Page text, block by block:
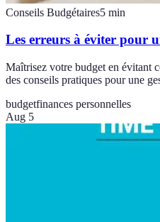
Conseils Budgétaires5 min
Les erreurs à éviter pour
Maîtrisez votre budget en évitant
des conseils pratiques pour une
budgetfinances personnelles
Aug 5